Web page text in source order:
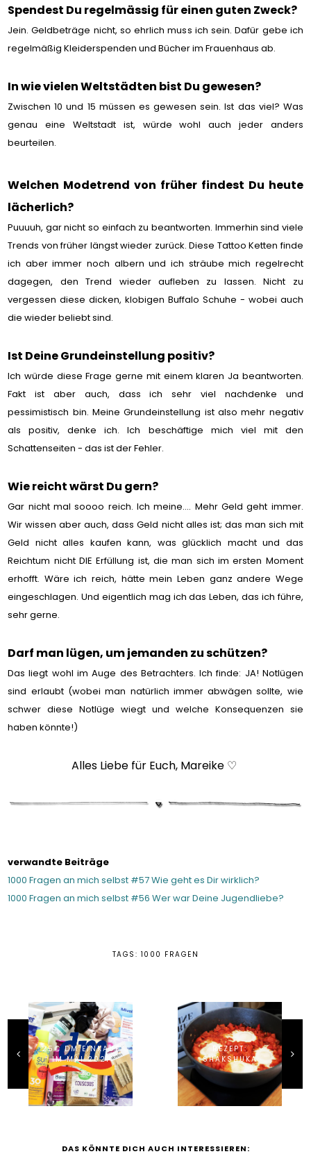
Spendest Du regelmässig für einen guten Zweck?
Jein. Geldbeträge nicht, so ehrlich muss ich sein. Dafür gebe ich
regelmäßig Kleiderspenden und Bücher im Frauenhaus ab.
In wie vielen Weltstädten bist Du gewesen?
Zwischen 10 und 15 müssen es gewesen sein. Ist das viel? Was
genau eine Weltstadt ist, würde wohl auch jeder anders
beurteilen.
Welchen Modetrend von früher findest Du heute
lächerlich?
Puuuuh, gar nicht so einfach zu beantworten. Immerhin sind viele
Trends von früher längst wieder zurück. Diese Tattoo Ketten finde
ich aber immer noch albern und ich sträube mich regelrecht
dagegen, den Trend wieder aufleben zu lassen. Nicht zu
vergessen diese dicken, klobigen Buffalo Schuhe - wobei auch
die wieder beliebt sind.
Ist Deine Grundeinstellung positiv?
Ich würde diese Frage gerne mit einem klaren Ja beantworten.
Fakt ist aber auch, dass ich sehr viel nachdenke und
pessimistisch bin. Meine Grundeinstellung ist also mehr negativ
als positiv, denke ich. Ich beschäftige mich viel mit den
Schattenseiten - das ist der Fehler.
Wie reicht wärst Du gern?
Gar nicht mal soooo reich. Ich meine.... Mehr Geld geht immer.
Wir wissen aber auch, dass Geld nicht alles ist; das man sich mit
Geld nicht alles kaufen kann, was glücklich macht und das
Reichtum nicht DIE Erfüllung ist, die man sich im ersten Moment
erhofft. Wäre ich reich, hätte mein Leben ganz andere Wege
eingeschlagen. Und eigentlich mag ich das Leben, das ich führe,
sehr gerne.
Darf man lügen, um jemanden zu schützen?
Das liegt wohl im Auge des Betrachters. Ich finde: JA! Notlügen
sind erlaubt (wobei man natürlich immer abwägen sollte, wie
schwer diese Notlüge wiegt und welche Konsequenzen sie
haben könnte!)
Alles Liebe für Euch, Mareike ♡
verwandte Beiträge
1000 Fragen an mich selbst #57 Wie geht es Dir wirklich?
1000 Fragen an mich selbst #56 Wer war Deine Jugendliebe?
TAGS: 1000 FRAGEN
25€ DM EINKAUF
IM MAI 2021
REZEPT:
SHAKSHUKA
DAS KÖNNTE DICH AUCH INTERESSIEREN: